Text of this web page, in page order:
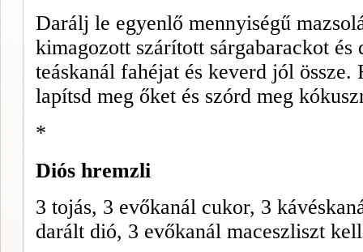
Darálj le egyenlő mennyisé­gű
kimagozott szárított sár­gabarackot
teáskanál fahéjat és keverd jól
lapítsd meg őket és szórd meg
*
Diós hremzli
3 tojás, 3 evőkanál cukor, 3
darált dió, 3 evőkanál ma­ceszliszt